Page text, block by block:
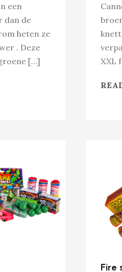
een
dan de
heten ze
. Deze
[…]
XXL
Fire